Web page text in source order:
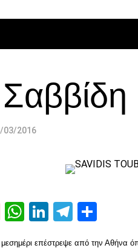
03/2016
Pinterest
WhatsApp
LinkedIn
επέστρεψε από την Αθήνα